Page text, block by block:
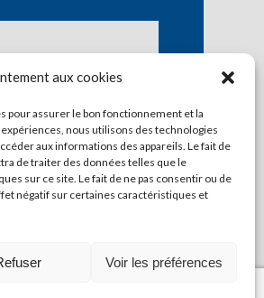
aux cookies
pour assurer le bon fonctionnement et la
nous utilisons des technologies
aux informations des appareils. Le fait de
de traiter des données telles que le
sur ce site. Le fait de ne pas consentir ou de
négatif sur certaines caractéristiques et
Voir les préférences